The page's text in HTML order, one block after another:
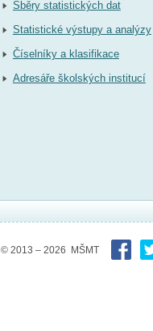
Sběry statistických dat
Statistické výstupy a analýzy
Číselníky a klasifikace
Adresáře školských institucí
© 2013 – 2026 MŠMT